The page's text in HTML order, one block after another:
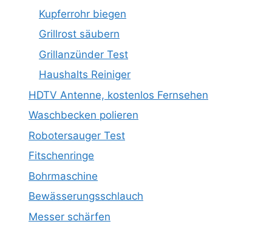
Kupferrohr biegen
Grillrost säubern
Grillanzünder Test
Haushalts Reiniger
HDTV Antenne, kostenlos Fernsehen
Waschbecken polieren
Robotersauger Test
Fitschenringe
Bohrmaschine
Bewässerungsschlauch
Messer schärfen